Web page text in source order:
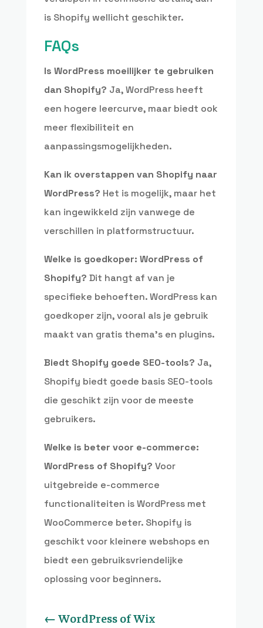
is Shopify wellicht geschikter.
FAQs
Is WordPress moeilijker te gebruiken
dan Shopify? Ja, WordPress heeft
een hogere leercurve, maar biedt ook
meer flexibiliteit en
aanpassingsmogelijkheden.
Kan ik overstappen van Shopify naar
WordPress? Het is mogelijk, maar het
kan ingewikkeld zijn vanwege de
verschillen in platformstructuur.
Welke is goedkoper: WordPress of
Shopify? Dit hangt af van je
specifieke behoeften. WordPress kan
goedkoper zijn, vooral als je gebruik
maakt van gratis thema’s en plugins.
Biedt Shopify goede SEO-tools? Ja,
Shopify biedt goede basis SEO-tools
die geschikt zijn voor de meeste
gebruikers.
Welke is beter voor e-commerce:
WordPress of Shopify? Voor
uitgebreide e-commerce
functionaliteiten is WordPress met
WooCommerce beter. Shopify is
geschikt voor kleinere webshops en
biedt een gebruiksvriendelijke
oplossing voor beginners.
← WordPress of Wix